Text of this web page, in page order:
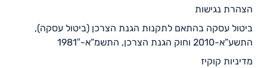
הצהרת נגישות
ביטול עסקה בהתאם לתקנות הגנת הצרכן (ביטול עסקה),
התשע”א-2010 וחוק הגנת הצרכן, התשמ”א-1981″
מדיניות קוקיז